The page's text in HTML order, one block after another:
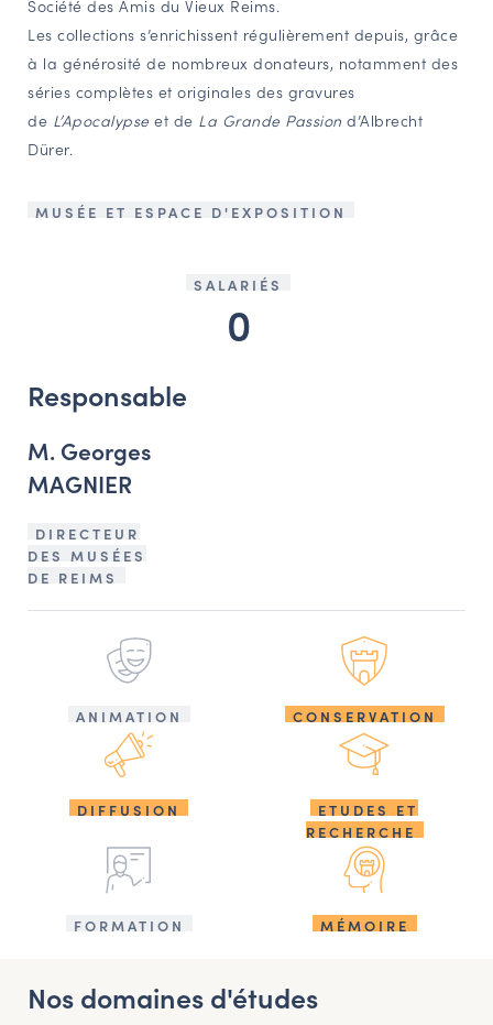
Société des Amis du Vieux Reims.
Les collections s’enrichissent régulièrement depuis, grâce
à la générosité de nombreux donateurs, notamment des
séries complètes et originales des gravures
de L’Apocalypseet de La Grande Passion d’Albrecht
Dürer.
MUSÉE ET ESPACE D'EXPOSITION
SALARIÉS
0
Responsable
M. Georges
MAGNIER
DIRECTEUR
DES MUSÉES
DE REIMS
ANIMATION CONSERVATION
DIFFUSION
ETUDES ET
RECHERCHE
FORMATION MÉMOIRE
Nos domaines d'études